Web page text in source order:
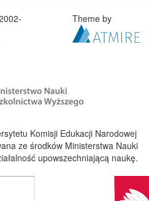
Theme by
Komisji Edukacji Narodowej
ze środków Ministerstwa Nauki
upowszechniającą naukę.